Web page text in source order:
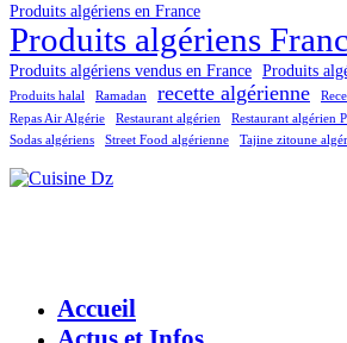
Produits algériens en France
Produits algériens
Produits algériens vendus en France Produits
Produits halal Ramadan recette algérienne
Repas Air Algérie
Restaurant algérien Restaurant algérien
Sodas algériens Street Food algérienne Tajine zitoune
Accueil